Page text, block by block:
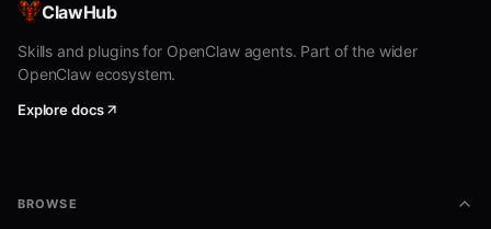
running
running running 进度刷新
ClawHub
Skills and plugins for OpenClaw agents. Part of the wider
OpenClaw ecosystem.
Explore docs
BROWSE